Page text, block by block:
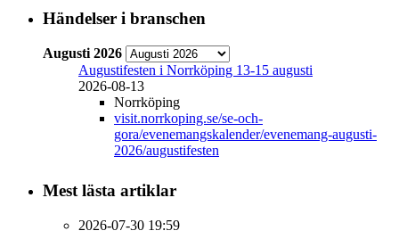
Händelser i branschen
Augusti 2026
Augustifesten i Norrköping 13-15 augusti
2026-08-13
Norrköping
visit.norrkoping.se/se-och-
gora/evenemangskalender/evenemang-augusti-
2026/augustifesten
Mest lästa artiklar
2026-07-30 19:59